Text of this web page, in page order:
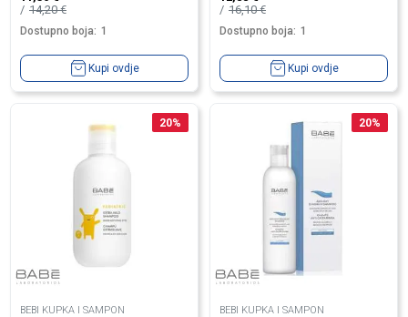
14,20€
Dostupno boja: 1
Kupi ovdje
16,10€
Dostupno boja: 1
Kupi ovdje
20%
BEBI KUPKA I SAMPON
20%
BEBI KUPKA I SAMPON